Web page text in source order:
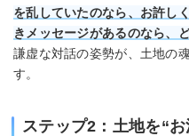
を乱していたのなら、お許し
きメッセージがあるのなら、
謙虚な対話の姿勢が、土地の
す。
ステップ2：土地を“